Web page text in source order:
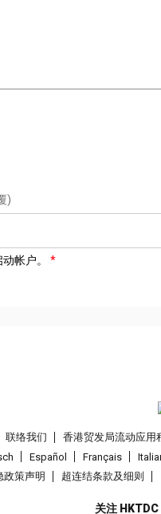
)
帐户。
联络我们 香港贸发局流动应用
Español Français
政策声明 超连结条款及细则
关注 HKTDC